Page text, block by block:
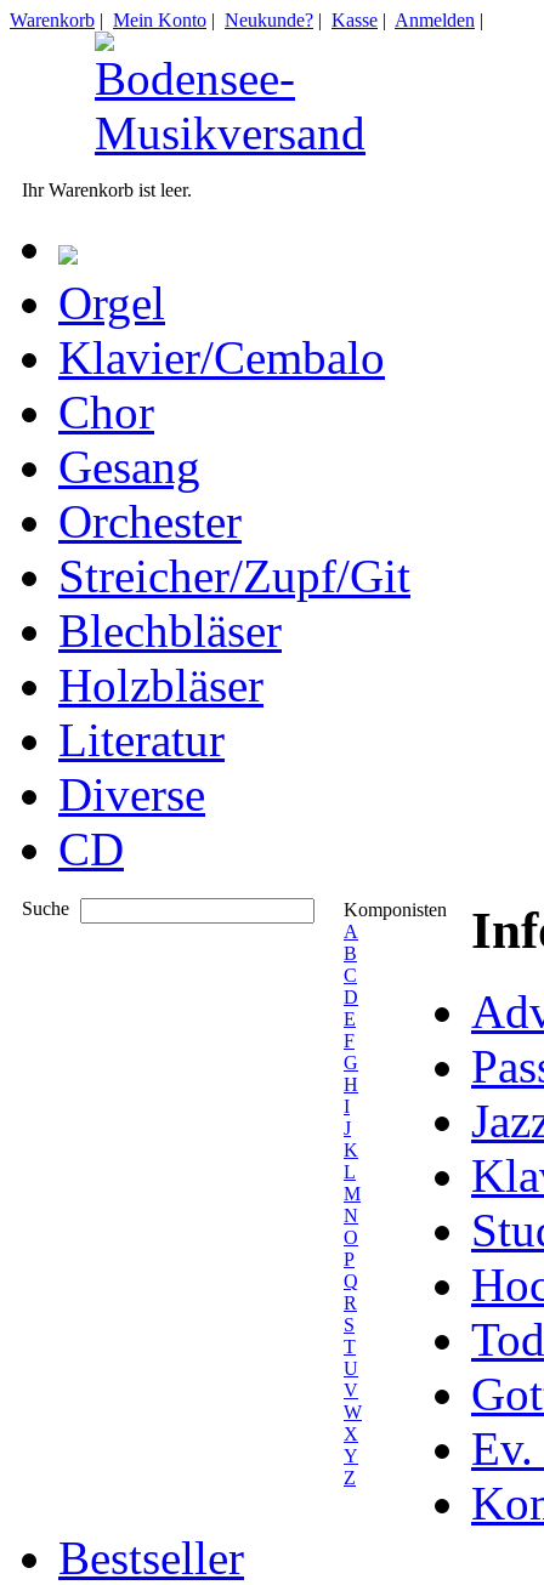
Warenkorb | Mein Konto | Neukunde? | Kasse | Anmelden |
Ihr Warenkorb ist leer.
Orgel
Klavier/Cembalo
Chor
Gesang
Orchester
Streicher/Zupf/Git
Blechbläser
Holzbläser
Literatur
Diverse
CD
Suche
Komponisten
A
B
C
D
E
F
G
H
I
J
K
L
M
N
O
P
Q
R
S
T
U
V
W
X
Y
Z
Ev.
Bestseller